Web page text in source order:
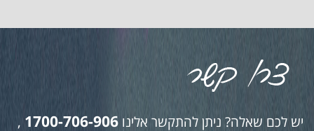
יש לכם שאלה? ניתן להתקשר אלינו 1700-706-906
,